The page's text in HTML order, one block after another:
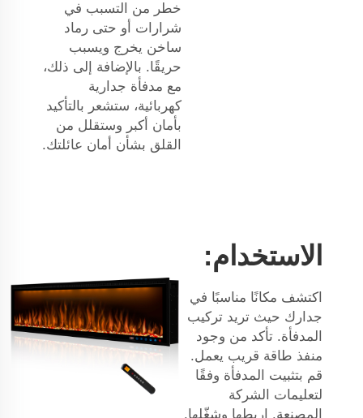
خطر من التسبب في
شرارات أو حتى رماد
ساخن يخرج ويسبب
حريقًا. بالإضافة إلى ذلك،
مع مدفأة جدارية
كهربائية، ستشعر بالتأكيد
بأمان أكبر وستقلل من
القلق بشأن أمان عائلتك.
الاستخدام:
اكتشف مكانًا مناسبًا في
جدارك حيث تريد تركيب
المدفأة. تأكد من وجود
منفذ طاقة قريب يعمل.
قم بتثبيت المدفأة وفقًا
لتعليمات الشركة
المصنعة. اربطها وشغّلها.